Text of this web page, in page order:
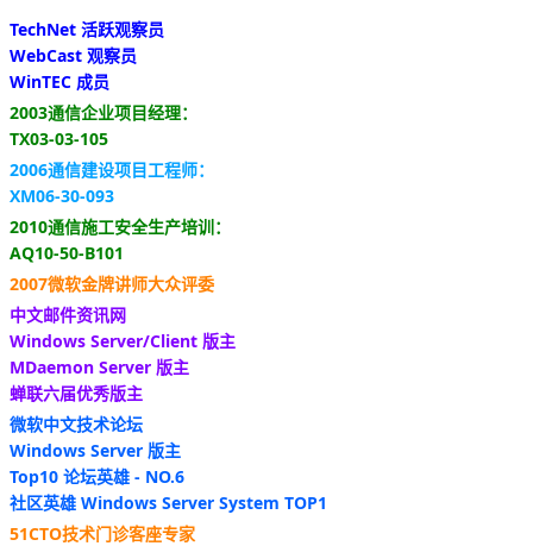
TechNet 活跃观察员
WebCast 观察员
WinTEC 成员
2003通信企业项目经理：
TX03-03-105
2006通信建设项目工程师：
XM06-30-093
2010通信施工安全生产培训：
AQ10-50-B101
2007微软金牌讲师大众评委
中文邮件资讯网
Windows Server/Client 版主
MDaemon Server 版主
蝉联六届优秀版主
微软中文技术论坛
Windows Server 版主
Top10 论坛英雄 - NO.6
社区英雄 Windows Server System TOP1
51CTO技术门诊客座专家